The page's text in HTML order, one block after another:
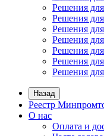
Решения
Решения
Решения
Решения
Решения
Решения
Решения
Назад
Реестр
О нас
Оплата и